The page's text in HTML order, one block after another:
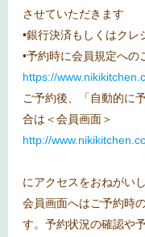
させていただきます
•銀行決済もしくはクレ
•予約時に会員規定への
https://
ご予約後、「自動的に
合は＜会員画面＞
http://
にアクセスをおねがい
会員画面へはご予約時
す。予約状況の確認や